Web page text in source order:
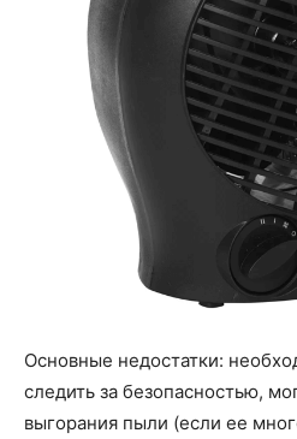
Основные недостатки:
следить за безопасностью,
выгорания пыли (если ее